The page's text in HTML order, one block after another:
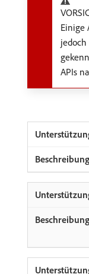
Einige
APIs